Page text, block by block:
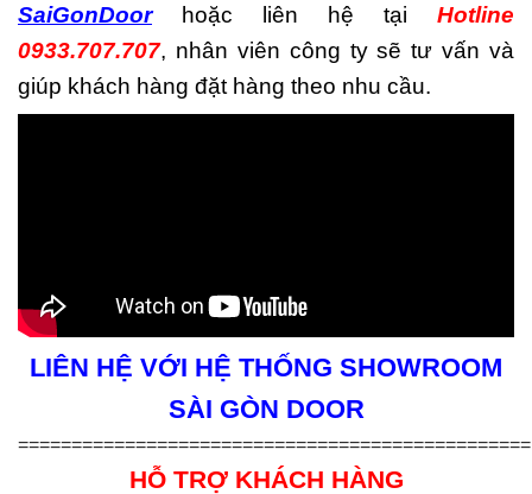
SaiGonDoorhoặc liên hệ tại Hotline
0933.707.707, nhân viên công ty sẽ tư vấn và
giúp khách hàng đặt hàng theo nhu cầu.
LIÊN HỆ VỚI HỆ THỐNG SHOWROOM
SÀI GÒN DOOR
================================================
HỖ TRỢ KHÁCH HÀNG